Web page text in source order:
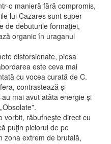
o manieră fără compromis,
lui Cazares sunt super
de debuturile formaţiei,
organic în uraganul
distorsionate, piesa
este ceva mai
cu vocea curată de C.
contrastează şi
mai avut atâta energie şi
vorbit, răbufneşte direct cu
puţin piciorul de pe
zona extrem de brutală,